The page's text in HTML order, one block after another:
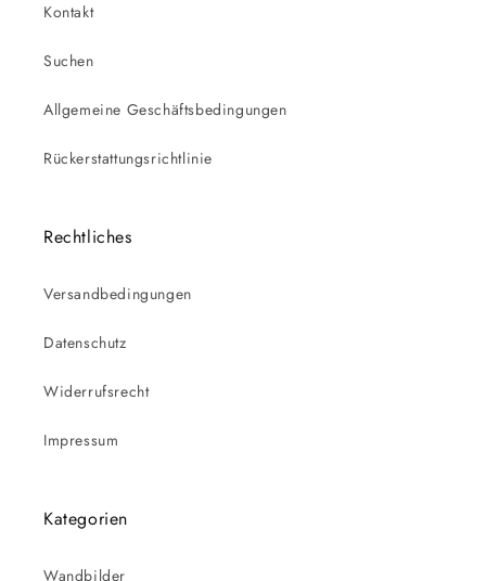
Kontakt
Suchen
Allgemeine Geschäftsbedingungen
Rückerstattungsrichtlinie
Rechtliches
Versandbedingungen
Datenschutz
Widerrufsrecht
Impressum
Kategorien
Wandbilder